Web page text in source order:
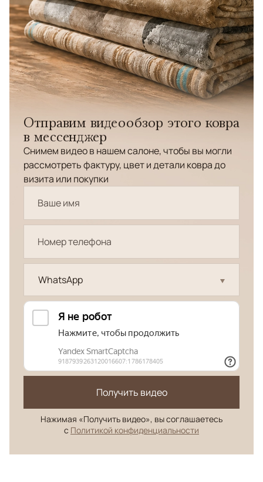
Отправим видеообзор этого ковра
в мессенджер
Снимем видео в нашем салоне, чтобы вы могли
рассмотреть фактуру, цвет и детали ковра до
визита или покупки
WhatsApp
Получить видео
Нажимая «Получить видео», вы соглашаетесь
с Политикой конфиденциальности